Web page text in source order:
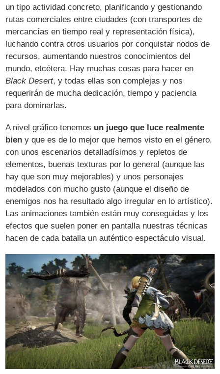
un tipo actividad concreto, planificando y gestionando
rutas comerciales entre ciudades (con transportes de
mercancías en tiempo real y representación física),
luchando contra otros usuarios por conquistar nodos de
recursos, aumentando nuestros conocimientos del
mundo, etcétera. Hay muchas cosas para hacer en
Black Desert, y todas ellas son complejas y nos
requerirán de mucha dedicación, tiempo y paciencia
para dominarlas.
A nivel gráfico tenemos un juego que luce realmente
bien y que es de lo mejor que hemos visto en el género,
con unos escenarios detalladísimos y repletos de
elementos, buenas texturas por lo general (aunque las
hay que son muy mejorables) y unos personajes
modelados con mucho gusto (aunque el diseño de
enemigos nos ha resultado algo irregular en lo artístico).
Las animaciones también están muy conseguidas y los
efectos que suelen poner en pantalla nuestras técnicas
hacen de cada batalla un auténtico espectáculo visual.